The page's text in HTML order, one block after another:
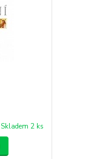
Skladem 2 ks